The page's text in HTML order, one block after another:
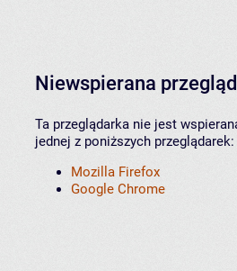
Niewspierana
Ta przeglądarka nie jest
jednej z poniższych przeglądarek:
Mozilla Firefox
Google Chrome